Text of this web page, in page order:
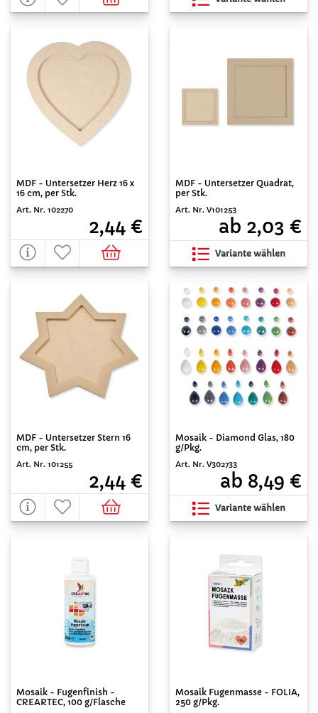
MDF - Untersetzer Herz 16 x
16 cm, per Stk.
Art. Nr. 102270
2,44 €
MDF - Untersetzer Quadrat,
per Stk.
Art. Nr. V101253
ab 2,03 €
Variante wählen
MDF - Untersetzer Stern 16
cm, per Stk.
Art. Nr. 101255
2,44 €
Mosaik - Diamond Glas, 180
g/Pkg.
Art. Nr. V302733
ab 8,49 €
Variante wählen
Mosaik - Fugenfinish -
CREARTEC, 100 g/Flasche
Mosaik Fugenmasse - FOLIA,
250 g/Pkg.